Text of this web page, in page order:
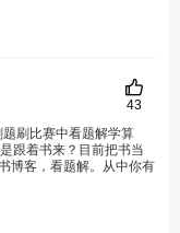
刷比赛中看题解学算
跟着书来？目前把书当
博客，看题解。从中你有
43